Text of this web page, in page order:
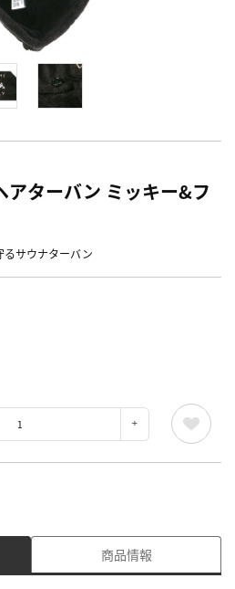
アターバン ミッキー&フ
るサウナターバン
商品情報